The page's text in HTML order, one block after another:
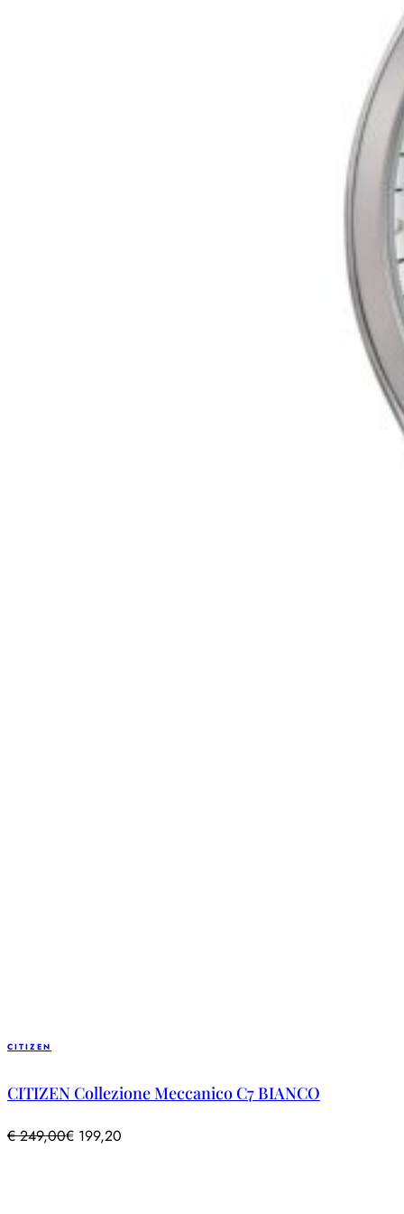
CITIZEN
CITIZEN Collezione Meccanico C7 BIANCO
€249,00€ 199,20